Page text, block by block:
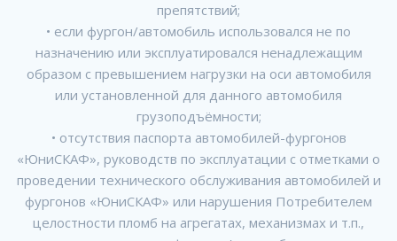
препятствий;
• если фургон/автомобиль использовался не по
назначению или эксплуатировался ненадлежащим
образом с превышением нагрузки на оси автомобиля
или установленной для данного автомобиля
грузоподъёмности;
• отсутствия паспорта автомобилей-фургонов
«ЮниСКАФ», руководств по эксплуатации с отметками о
проведении технического обслуживания автомобилей и
фургонов «ЮниСКАФ» или нарушения Потребителем
целостности пломб на агрегатах, механизмах и т.п.,